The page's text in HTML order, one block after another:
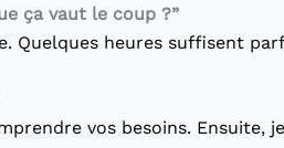
ça vaut le coup ?”
Quelques heures suffisent
vos besoins.